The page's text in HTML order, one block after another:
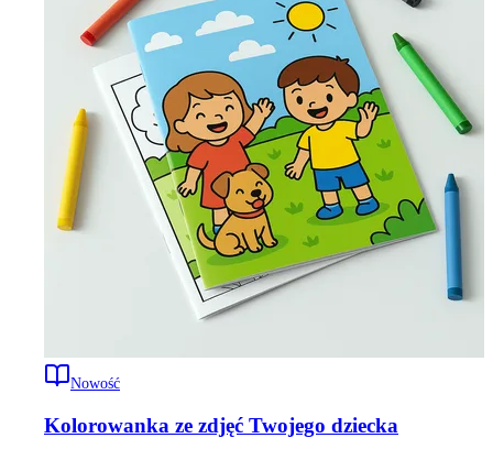
Nowość
Kolorowanka ze zdjęć Twojego dziecka